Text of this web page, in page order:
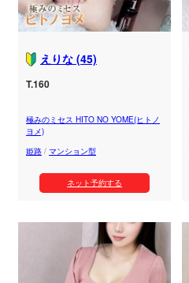
えりな (45)
T.160
極みのミセス HITO NO YOME(ヒトノ
ヨメ)
姫路 / マンション型
ネット予約する